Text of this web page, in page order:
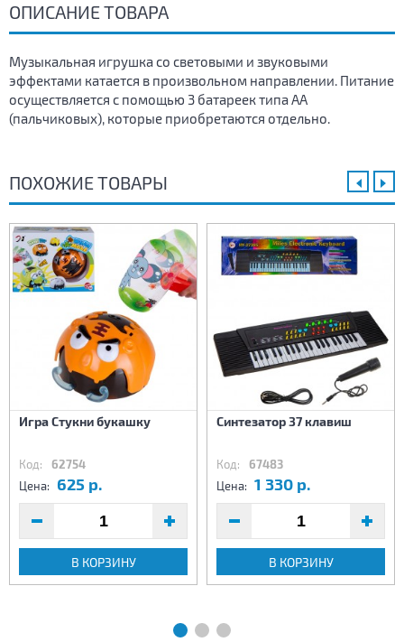
ОПИСАНИЕ ТОВАРА
Музыкальная игрушка со световыми и звуковыми
эффектами катается в произвольном направлении. Питание
осуществляется с помощью 3 батареек типа АА
(пальчиковых), которые приобретаются отдельно.
ПОХОЖИЕ ТОВАРЫ
Игра Стукни букашку
Код: 62754
Цена: 625 р.
В КОРЗИНУ
Синтезатор 37 клавиш
Код: 67483
Цена: 1 330 р.
В КОРЗИНУ